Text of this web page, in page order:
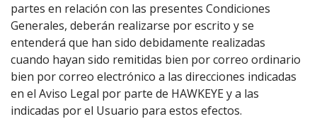
partes en relación con las presentes Condiciones
Generales, deberán realizarse por escrito y se
entenderá que han sido debidamente realizadas
cuando hayan sido remitidas bien por correo ordinario
bien por correo electrónico a las direcciones indicadas
en el Aviso Legal por parte de HAWKEYE y a las
indicadas por el Usuario para estos efectos.